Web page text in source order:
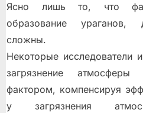
Ясно лишь то, что
образование ураганов,
сложны.
Некоторые исследователи
загрязнение
фактором, компенсируя
у загрязнения